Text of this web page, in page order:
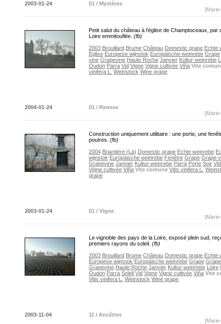
2003-01-24
01 / Mystères
Petit salut du château à l'église de Champtoceaux, par
Loire emmitouflée. (fb)
2003 Brouillard Brume Château Domestic grape Echte
Eglise Europese wijnstok Europäische weinrebe Grape
vine Grapevine Haute Roche Janvier Kultur-weinrebe
Oudon Parra Vid Vigne Vigne cultivée Viña Vite
vinifera L.
Weinstock Wine grape
2004-01-24
01 / Remise
Construction uniquement utilitaire : une porte, une
poutres. (fb)
2004 Briantière (La) Domestic grape Echte weinrebe
wijnstok Europäische weinrebe Fenêtre Grape Grape
Grapevine Janvier Kultur-weinrebe Parra Porte Soir Vid
Vigne cultivée Viña Vite comune Vitis vinifera L.
grape
2003-01-24
01 / Vigne
Le vignoble des pays de la Loire, exposé plein sud,
premiers rayons du soleil. (fb)
2003 Brouillard Brume Château Domestic grape Echte
Europese wijnstok Europäische weinrebe Grape
Grapevine Haute Roche Janvier Kultur-weinrebe Loire
Oudon Parra Soleil Vid Vigne Vigne cultivée Viña Vite
Vitis vinifera L.
Weinstock Wine grape
2003-11-04
11 / Ancêtres